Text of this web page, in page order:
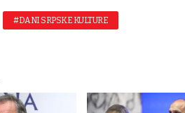
#DANI SRPSKE KULTURE